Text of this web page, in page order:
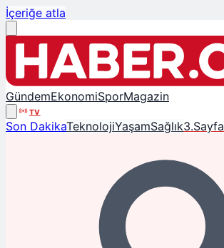
İçeriğe atla
GündemEkonomiSporMagazin
TV
Son DakikaTeknolojiYaşamSağlık3.Sayfa